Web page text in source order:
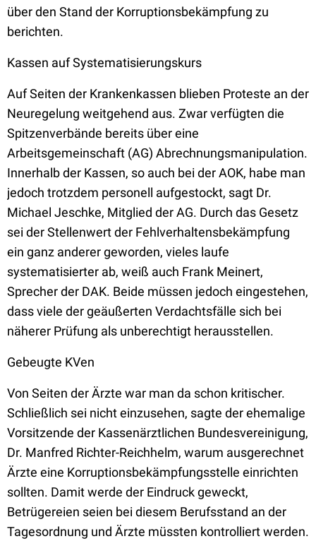
über den Stand der Korruptionsbekämpfung zu
berichten.
Kassen auf Systematisierungskurs
Auf Seiten der Krankenkassen blieben Proteste an der
Neuregelung weitgehend aus. Zwar verfügten die
Spitzenverbände bereits über eine
Arbeitsgemeinschaft (AG) Abrechnungsmanipulation.
Innerhalb der Kassen, so auch bei der AOK, habe man
jedoch trotzdem personell aufgestockt, sagt Dr.
Michael Jeschke, Mitglied der AG. Durch das Gesetz
sei der Stellenwert der Fehlverhaltensbekämpfung
ein ganz anderer geworden, vieles laufe
systematisierter ab, weiß auch Frank Meinert,
Sprecher der DAK. Beide müssen jedoch eingestehen,
dass viele der geäußerten Verdachtsfälle sich bei
näherer Prüfung als unberechtigt herausstellen.
Gebeugte KVen
Von Seiten der Ärzte war man da schon kritischer.
Schließlich sei nicht einzusehen, sagte der ehemalige
Vorsitzende der Kassenärztlichen Bundesvereinigung,
Dr. Manfred Richter-Reichhelm, warum ausgerechnet
Ärzte eine Korruptionsbekämpfungsstelle einrichten
sollten. Damit werde der Eindruck geweckt,
Betrügereien seien bei diesem Berufsstand an der
Tagesordnung und Ärzte müssten kontrolliert werden.